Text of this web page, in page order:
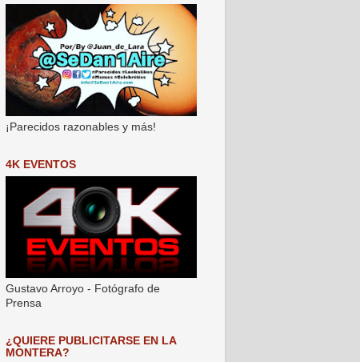
¡Parecidos razonables y más!
4K EVENTOS
Gustavo Arroyo - Fotógrafo de
Prensa
¿QUIERE PUBLICITARSE EN LA
MONTERA?